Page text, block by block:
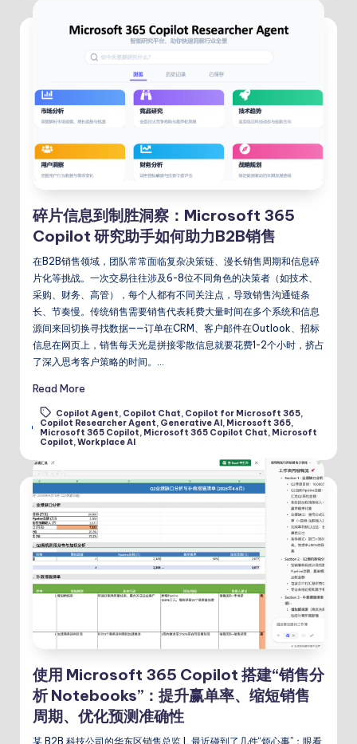
碎片信息到制胜洞察：Microsoft 365
Copilot 研究助手如何助力B2B销售
在B2B销售领域，团队常常面临复杂决策链、漫长销售周期和信息碎
片化等挑战。一次交易往往涉及6-8位不同角色的决策者（如技术、
采购、财务、高管），每个人都有不同关注点，导致销售沟通链条
长、节奏慢。传统销售需要销售代表耗费大量时间在多个系统和信息
源间来回切换寻找数据——订单在CRM、客户邮件在Outlook、招标
信息在网页上，销售每天光是拼接零散信息就要花费1-2个小时，挤占
了深入思考客户策略的时间。…
Read More
Tags:
Copilot Agent, Copilot Chat, Copilot for Microsoft 365,
Copilot Researcher Agent, Generative AI, Microsoft 365,
Microsoft 365 Copilot, Microsoft 365 Copilot Chat, Microsoft
Copilot,Workplace AI
使用 Microsoft 365 Copilot 搭建“销售分
析 Notebooks”：提升赢单率、缩短销售
周期、优化预测准确性
某 B2B 科技公司的华东区销售总监 L 最近碰到了几件“烦心事”：眼看